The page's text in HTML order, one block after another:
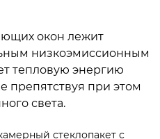
окон лежит
низкоэмиссионным
тепловую энергию
препятствуя при этом
света.
стеклопакет с